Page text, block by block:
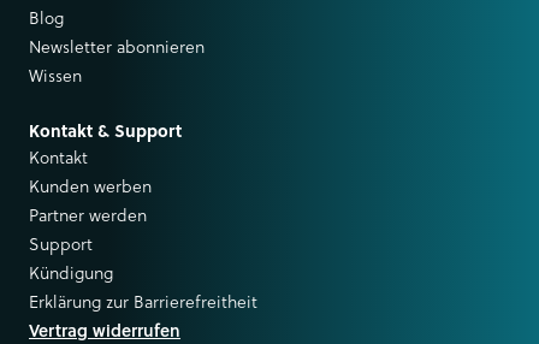
Blog
Newsletter abonnieren
Wissen
Kontakt & Support
Kontakt
Kunden werben
Partner werden
Support
Kündigung
Erklärung zur Barrierefreitheit
Vertrag widerrufen